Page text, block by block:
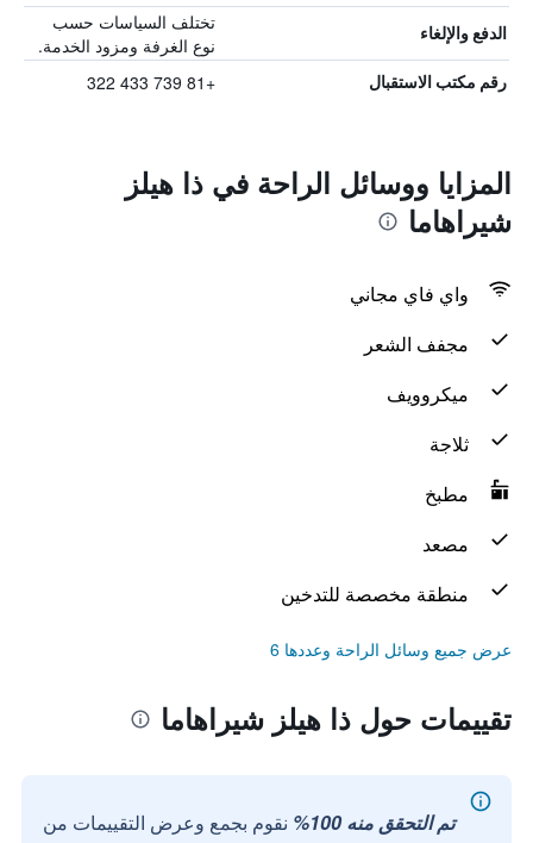
الدفع والإلغاء
تختلف السياسات حسب
نوع الغرفة ومزود الخدمة.
رقم مكتب الاستقبال +81 739 433 322
المزايا ووسائل الراحة في ذا هيلز
شيراهاما
واي فاي مجاني
مجفف الشعر
ميكروويف
ثلاجة
مطبخ
مصعد
منطقة مخصصة للتدخين
عرض جميع وسائل الراحة وعددها 6
تقييمات حول ذا هيلز شيراهاما
تم التحقق منه 100%
نقوم بجمع وعرض التقييمات من